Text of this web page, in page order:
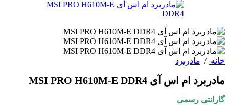
خانه / مادربرد
مادربرد ام اس آی MSI PRO H610M-E DDR4
گارانتی رسمی